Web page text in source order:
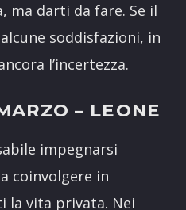
ma darti da fare. Se il
soddisfazioni, in
l’incertezza.
– LEONE
impegnarsi
coinvolgere in
la vita privata. Nei